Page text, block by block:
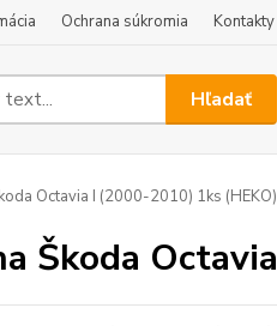
Ochrana súkromia Kontakty
Hľadať
Octavia I (2000-2010) 1ks (HEKO)
Škoda